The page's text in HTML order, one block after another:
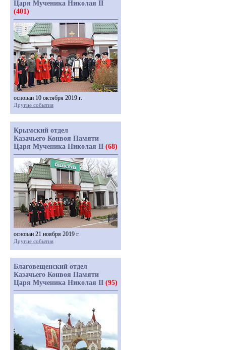
Царя Мученика Николая II
(401)
основан 10 октября 2019 г.
Другие события
Крымский отдел
Казачьего Конвоя Памяти
Царя Мученика Николая II (68)
основан 21 ноября 2019 г.
Другие события
Благовещенский отдел
Казачьего Конвоя Памяти
Царя Мученика Николая II (95)